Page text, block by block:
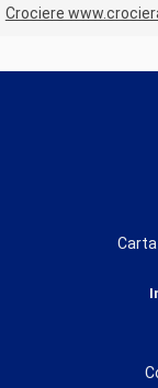
Crociere